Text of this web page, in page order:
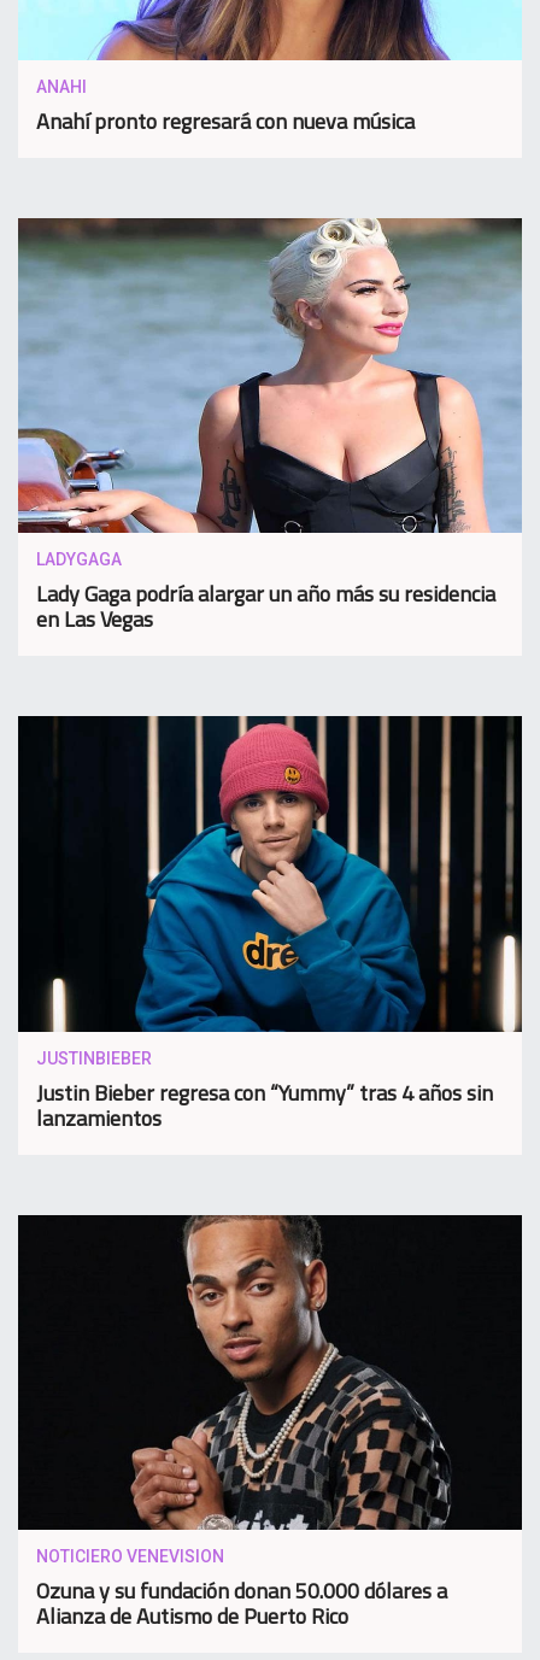
ANAHI
Anahí pronto regresará con nueva música
LADYGAGA
Lady Gaga podría alargar un año más su residencia
en Las Vegas
JUSTINBIEBER
Justin Bieber regresa con “Yummy” tras 4 años sin
lanzamientos
NOTICIERO VENEVISION
Ozuna y su fundación donan 50.000 dólares a
Alianza de Autismo de Puerto Rico